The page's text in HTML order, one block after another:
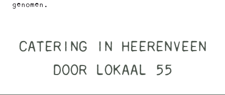
genomen.
CATERING IN HEERENVEEN
DOOR LOKAAL 55